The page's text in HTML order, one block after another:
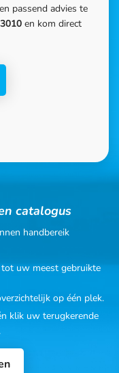
passend advies te
en kom direct
catalogus
handbereik
uw meest gebruikte
op één plek.
klik uw terugkerende